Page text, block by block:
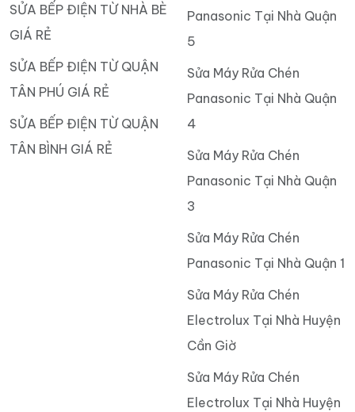
SỬA BẾP ĐIỆN TỪ NHÀ BÈ
GIÁ RẺ
SỬA BẾP ĐIỆN TỪ QUẬN
TÂN PHÚ GIÁ RẺ
SỬA BẾP ĐIỆN TỪ QUẬN
TÂN BÌNH GIÁ RẺ
Panasonic Tại Nhà Quận
5
Sửa Máy Rửa Chén
Panasonic Tại Nhà Quận
4
Sửa Máy Rửa Chén
Panasonic Tại Nhà Quận
3
Sửa Máy Rửa Chén
Panasonic Tại Nhà Quận 1
Sửa Máy Rửa Chén
Electrolux Tại Nhà Huyện
Cần Giờ
Sửa Máy Rửa Chén
Electrolux Tại Nhà Huyện